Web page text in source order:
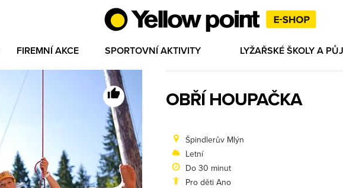
FIREMNÍ AKCE SPORTOVNÍ AKTIVITY LYŽAŘSKÉ ŠKOLY A
OBŘÍ HOUPAČKA
Špindlerův Mlýn
Letní
Do 30 minut
Pro děti Ano